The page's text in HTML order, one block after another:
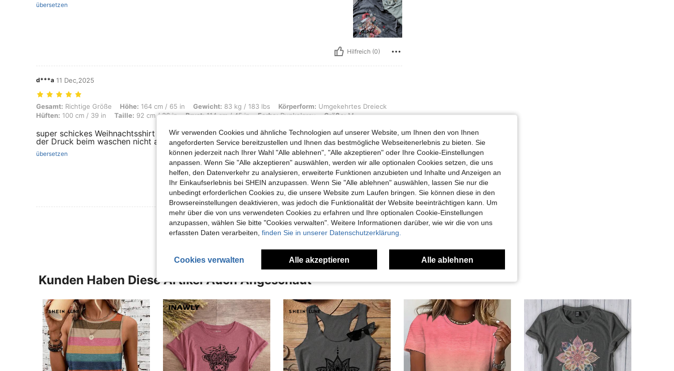
übersetzen
Hilfreich (0)
d***a 11 Dec,2025
Gesamt: Richtige Größe, Höhe: 164 cm / 65 in, Gewicht: 83 kg / 183 lbs, Körperform: Umgekehrtes Dreieck, Hüften: 100 cm / 39 in, Taille: 92 cm / 36 in, Brust: 114 cm / 45 in, Farbe: Dunkelgrau, Größe: M
Gesamt: Richtige Größe Höhe: 164 cm / 65 in Gewicht: 83 kg / 183 lbs Körperform: Umgekehrtes Dreieck
Hüften: 100 cm / 39 in Taille: 92 cm / 36 in Brust:114 cm / 45 in Farbe:Dunkelgrau Größe:M
super schickes Weihnachtsshirt mein Kind freut sich hoffentlich geht
der Druck beim waschen nicht ab
übersetzen
Hilfreich (0)
Mehr Bewertungen Ansehen
Kunden Haben Diese Artikel Auch Angeschaut
Wir verwenden Cookies und ähnliche Technologien auf unserer Website, um Ihnen den von Ihnen
angeforderten Service bereitzustellen und Ihnen das bestmögliche Webseitenerlebnis zu bieten. Sie
können jederzeit nach Ihrer Wahl "Alle ablehnen", "Alle akzeptieren" oder Ihre Cookie-Einstellungen
anpassen. Wenn Sie "Alle akzeptieren" auswählen, werden wir alle optionalen Cookies setzen, die uns
helfen, den Datenverkehr zu analysieren, erweiterte Funktionen anzubieten und Inhalte und Anzeigen an
Ihr Einkaufserlebnis bei SHEIN anzupassen. Wenn Sie "Alle ablehnen" auswählen, lassen Sie nur die
unbedingt erforderlichen Cookies zu, die unsere Website zum Laufen bringen. Sie können diese in den
Browsereinstellungen deaktivieren, was jedoch die Funktionalität der Website beeinträchtigen kann. Um
mehr über die von uns verwendeten Cookies zu erfahren und Ihre optionalen Cookie-Einstellungen
anzupassen, wählen Sie bitte "Cookies verwalten". Weitere Informationen darüber, wie wir die von uns
erfassten Daten verarbeiten, finden Sie in unserer Datenschutzerklärung.
Cookies verwalten Alle akzeptieren Alle ablehnen